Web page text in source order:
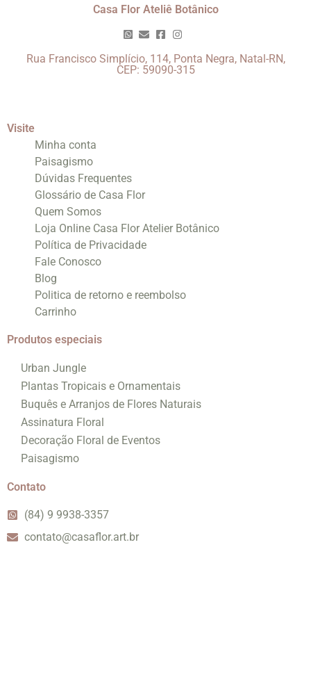
Casa Flor Ateliê Botânico
Rua Francisco Simplício, 114, Ponta Negra, Natal-RN,
CEP: 59090-315
Visite
Minha conta
Paisagismo
Dúvidas Frequentes
Glossário de Casa Flor
Quem Somos
Loja Online Casa Flor Atelier Botânico
Política de Privacidade
Fale Conosco
Blog
Politica de retorno e reembolso
Carrinho
Produtos especiais
Urban Jungle
Plantas Tropicais e Ornamentais
Buquês e Arranjos de Flores Naturais
Assinatura Floral
Decoração Floral de Eventos
Paisagismo
Contato
(84) 9 9938-3357
contato@casaflor.art.br